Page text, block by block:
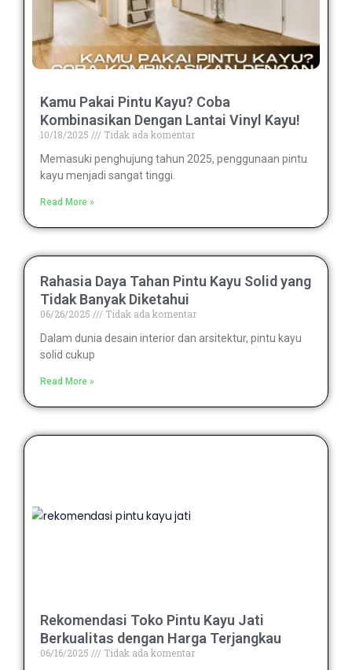
Kamu Pakai Pintu Kayu? Coba
Kombinasikan Dengan Lantai Vinyl Kayu!
10/18/2025
Tidak ada komentar
Memasuki penghujung tahun 2025, penggunaan pintu
kayu menjadi sangat tinggi.
Read More »
Rahasia Daya Tahan Pintu Kayu Solid yang
Tidak Banyak Diketahui
06/26/2025
Tidak ada komentar
Dalam dunia desain interior dan arsitektur, pintu kayu
solid cukup
Read More »
Rekomendasi Toko Pintu Kayu Jati
Berkualitas dengan Harga Terjangkau
06/16/2025
Tidak ada komentar